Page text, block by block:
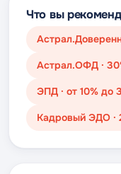
Что вы
Астрал.ОФД ·
ЭПД · от 10% до
Кадровый ЭДО ·